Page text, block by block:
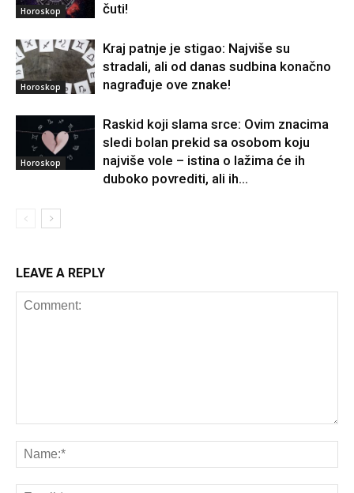
Horoskop
čuti!
Horoskop
Kraj patnje je stigao: Najviše su
stradali, ali od danas sudbina konačno
nagrađuje ove znake!
Horoskop
Raskid koji slama srce: Ovim znacima
sledi bolan prekid sa osobom koju
najviše vole – istina o lažima će ih
duboko povrediti, ali ih...
LEAVE A REPLY